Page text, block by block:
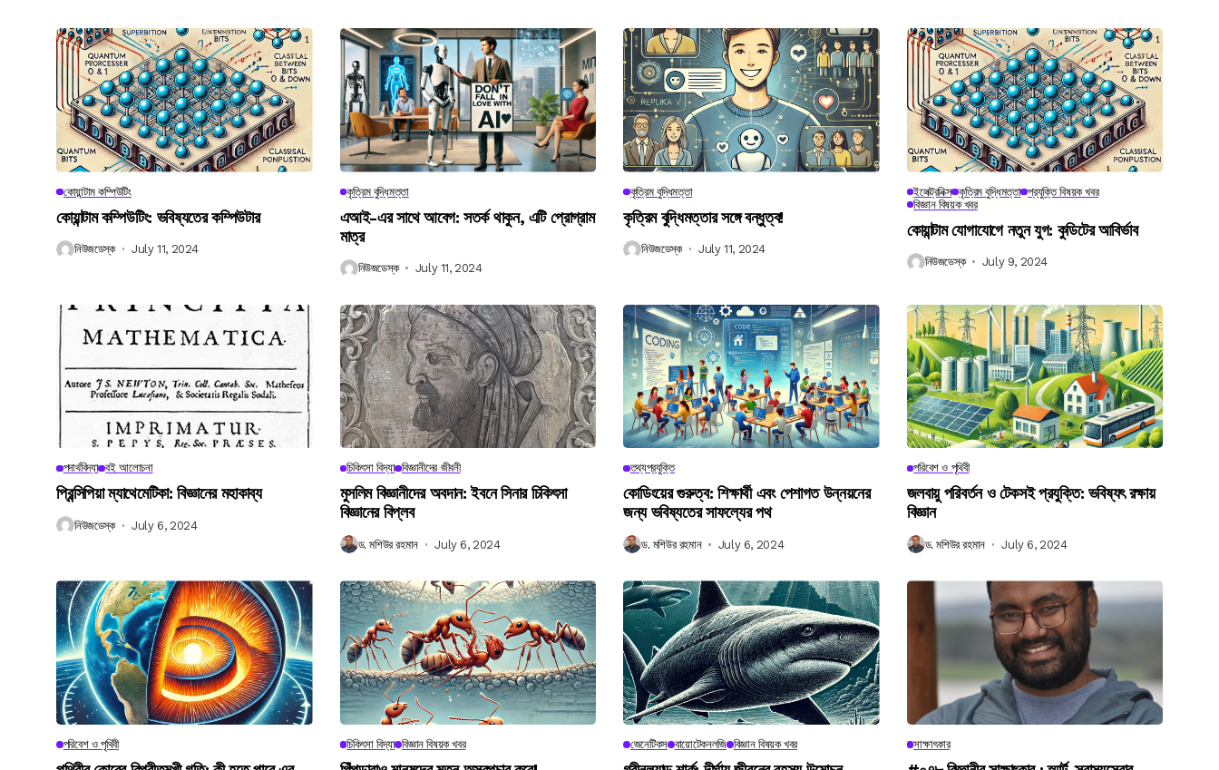
কোয়ান্টাম কম্পিউটিং
কোয়ান্টাম কম্পিউটিং: ভবিষ্যতের কম্পিউটার
নিউজডেস্ক July 11, 2024
কৃত্রিম বুদ্ধিমত্তা
এআই-এর সাথে আবেগ: সতর্ক থাকুন, এটি প্রোগ্রাম
মাত্র
নিউজডেস্ক July 11, 2024
কৃত্রিম বুদ্ধিমত্তা
কৃত্রিম বুদ্ধিমত্তার সঙ্গে বন্ধুত্ব!
নিউজডেস্ক July 11, 2024
ইলেক্ট্রনিক্স কৃত্রিম বুদ্ধিমত্তা প্রযুক্তি বিষয়ক খবর
বিজ্ঞান বিষয়ক খবর
কোয়ান্টাম যোগাযোগে নতুন যুগ: কুডিটের আবির্ভাব
নিউজডেস্ক July 9, 2024
পদার্থবিদ্যা বই আলোচনা
প্রিন্সিপিয়া ম্যাথেমেটিকা: বিজ্ঞানের মহাকাব্য
নিউজডেস্ক July 6, 2024
চিকিৎসা বিদ্যা বিজ্ঞানীদের জীবনী
মুসলিম বিজ্ঞানীদের অবদান: ইবনে সিনার চিকিৎসা
বিজ্ঞানের বিপ্লব
ড. মশিউর রহমান July 6, 2024
তথ্যপ্রযুক্তি
কোডিংয়ের গুরুত্ব: শিক্ষার্থী এবং পেশাগত উন্নয়নের
জন্য ভবিষ্যতের সাফল্যের পথ
ড. মশিউর রহমান July 6, 2024
পরিবেশ ও পৃথিবী
জলবায়ু পরিবর্তন ও টেকসই প্রযুক্তি: ভবিষ্যৎ রক্ষায়
বিজ্ঞান
ড. মশিউর রহমান July 6, 2024
পরিবেশ ও পৃথিবী চিকিৎসা বিদ্যা বিজ্ঞান বিষয়ক খবর জেনেটিকস বায়োটেকনলজি বিজ্ঞান বিষয়ক খবর সাক্ষাৎকার